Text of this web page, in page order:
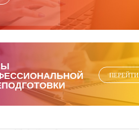
ПЕРЕЙТИ